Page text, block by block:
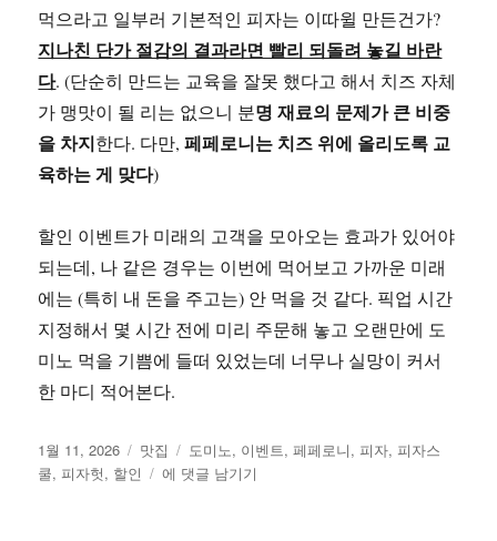
먹으라고 일부러 기본적인 피자는 이따윌 만든건가?
지나친 단가 절감의 결과라면 빨리 되돌려 놓길 바란
다. (단순히 만드는 교육을 잘못 했다고 해서 치즈 자체
가 맹맛이 될 리는 없으니 분명 재료의 문제가 큰 비중
을 차지한다. 다만,페페로니는 치즈 위에 올리도록 교
육하는 게 맞다)
할인 이벤트가 미래의 고객을 모아오는 효과가 있어야
되는데, 나 같은 경우는 이번에 먹어보고 가까운 미래
에는 (특히 내 돈을 주고는) 안 먹을 것 같다. 픽업 시간
지정해서 몇 시간 전에 미리 주문해 놓고 오랜만에 도
미노 먹을 기쁨에 들떠 있었는데 너무나 실망이 커서
한 마디 적어본다.
작
성
1월 11, 2026
카
테
맛집
태
그
도미노, 이벤트,페페로니,피자,피자스
쿨,피자헛, 할인
도
에 댓글 남기기